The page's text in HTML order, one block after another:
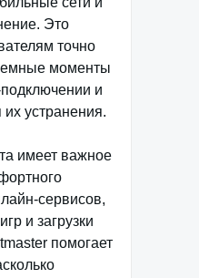
Это
точно
моменты
и
устранения.
имеет важное
сервисов,
и загрузки
помогает